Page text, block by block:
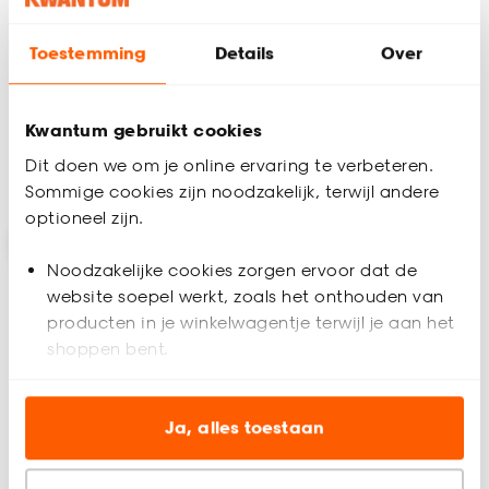
Toestemming Details Over
Kwantum gebruikt cookies
Dit doen we om je online ervaring te verbeteren.
Sommige cookies zijn noodzakelijk, terwijl andere
optioneel zijn.
Noodzakelijke cookies zorgen ervoor dat de
website soepel werkt, zoals het onthouden van
producten in je winkelwagentje terwijl je aan het
shoppen bent.
Analytische cookies (optioneel) helpen ons de
website te verbeteren voor jou en al onze andere
Ja, alles toestaan
Alleen in de winkel